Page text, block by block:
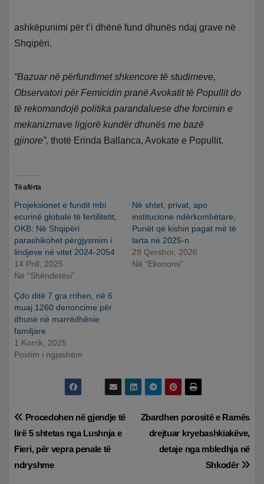
ashkëpunimi për t’i dhënë fund dhunës ndaj grave në
Shqipëri.
“Bazuar në përfundimet shkencore të studimeve,
Observatori për Femicidin pranë Avokatit të Popullit do
të rekomandojë politika parandaluese dhe forcimin e
mekanizmave ligjorë kundër dhunës me bazë
gjinore”, thotë Erinda Ballanca, Avokate e Popullit.
Të afërta
Projeksionet e fundit mbi
ecurinë globale të fertilitetit,
OKB: Në Shqipëri
parashikohet përgjysmim i
lindjeve në vitet 2024-2054
14 Prill, 2025
Në “Shëndetësi”
Në shtet, privat, apo
institucione ndërkombëtare;
Punët që kishin pagat më të
larta në 2025-n
29 Qershor, 2026
Në “Ekonomi”
Çdo ditë 7 gra rrihen, në 6
muaj 1260 denoncime për
dhunë në marrëdhënie
familjare
1 Korrik, 2025
Postim i ngjashëm
Lëvizje
te
postimet
Zbardhen porositë e Ramës
drejtuar kryebashkiakëve,
detaje nga mbledhja në
Shkodër
Procedohen në gjendje të
lirë 5 shtetas nga Lushnja e
Fieri, për vepra penale të
ndryshme